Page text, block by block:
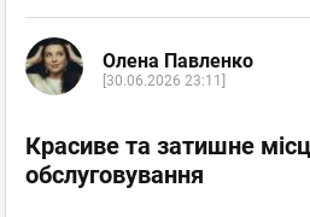
Олена Павленко
[30.06.2026 23:11]
Красиве та затишне
обслуговування